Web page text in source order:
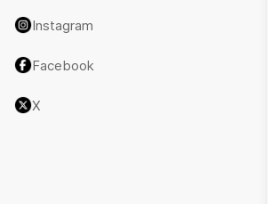
Instagram
Facebook
X